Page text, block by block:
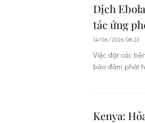
Dịch
tác ứng
14/06/2026 08:23
Việc đặt các
bảo đảm phát
Kenya: